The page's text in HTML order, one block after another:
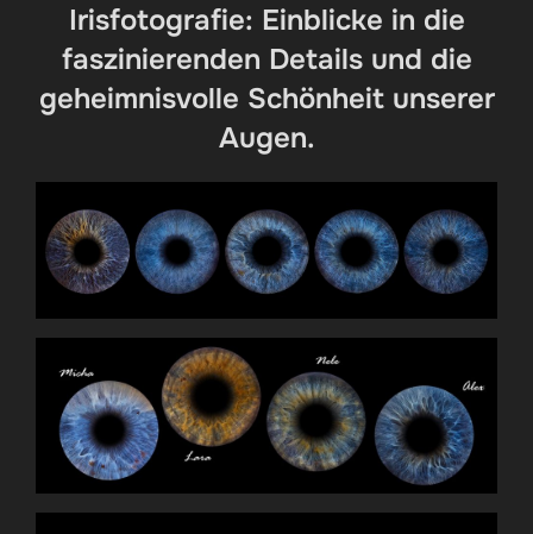
Irisfotografie: Einblicke in die
faszinierenden Details und die
geheimnisvolle Schönheit unserer
Augen.